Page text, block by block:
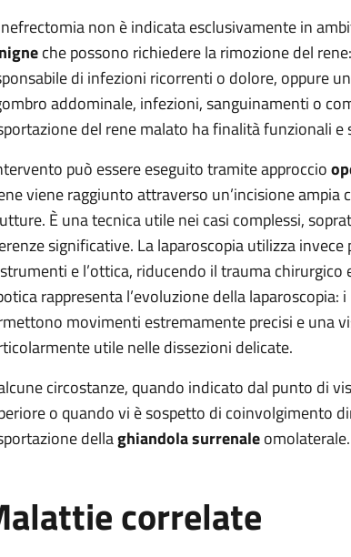
non è indicata esclusivamente in
che possono richiedere la rimozione del
di infezioni ricorrenti o dolore, oppure
addominale, infezioni, sanguinamenti o
del rene malato ha finalità funzionali
può essere eseguito tramite approccio
viene raggiunto attraverso un’incisione
È una tecnica utile nei casi complessi,
significative. La laparoscopia utilizza
e l’ottica, riducendo il trauma
rappresenta l’evoluzione della
movimenti estremamente precisi e una
utile nelle dissezioni delicate.
circostanze, quando indicato dal punto di
o quando vi è sospetto di coinvolgimento
dellaghiandola surrenaleomolaterale.
correlate